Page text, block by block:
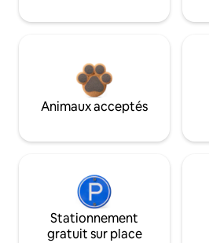
Animaux acceptés
Stationnement
gratuit sur place